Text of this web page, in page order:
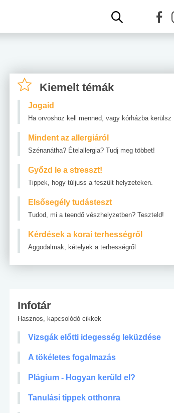
Kiemelt témák
Jogaid
Ha orvoshoz kell menned, vagy kórházba kerülsz
Mindent az allergiáról
Szénanátha? Ételallergia? Tudj meg többet!
Győzd le a stresszt!
Tippek, hogy túljuss a feszült helyzeteken.
Elsősegély tudásteszt
Tudod, mi a teendő vészhelyzetben? Teszteld!
Kérdések a korai terhességről
Aggodalmak, kételyek a terhességről
Infotár
Hasznos, kapcsolódó cikkek
Vizsgák előtti idegesség leküzdése
A tökéletes fogalmazás
Plágium - Hogyan kerüld el?
Tanulási tippek otthonra